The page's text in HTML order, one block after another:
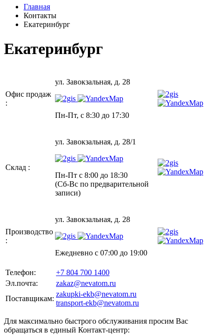
Главная
Контакты
Екатеринбург
Екатеринбург
Офис продаж
:
ул. ​Завокзальная, д. 28
Пн-Пт, с 8:30 до 17:30
Склад :
ул. ​Завокзальная, д. 28/1
Пн-Пт с 8:00 до 18:30
(Сб-Вс по предварительной
записи)
Производство
:
ул. ​Завокзальная, д. 28
Ежедневно с 07:00 до 19:00
Телефон:
+7 804 700 1400
Эл.почта:
zakaz@nevatom.ru
Поставщикам:
zakupki-ekb@nevatom.ru
transport-ekb@nevatom.ru
Для максимально быстрого обслуживания просим Вас
обращаться в единый Контакт-центр: